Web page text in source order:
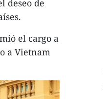
deseo de
el cargo a
a Vietnam